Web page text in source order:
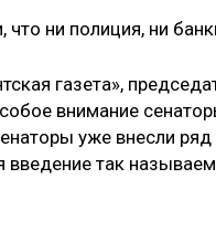
ни полиция, ни
газета»,
внимание
уже внесли
так